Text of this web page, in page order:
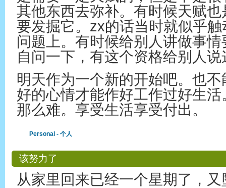
其他东西去弥补。有时候天赋
要发掘它。zx的话当时就似乎
问题上。有时候给别人讲做事
自问一下，有这个资格给别人
明天作为一个新的开始吧。也
好的心情才能作好工作过好生
那么难。享受生活享受付出。
Personal - 个人
该努力了
从家里回来已经一个星期了，